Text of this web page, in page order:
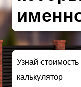
Узнай
калькулятор